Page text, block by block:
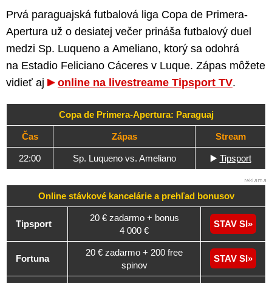
Prvá paraguajská futbalová liga Copa de Primera-
Apertura už o desiatej večer prináša futbalový duel
medzi Sp. Luqueno a Ameliano, ktorý sa odohrá
na Estadio Feliciano Cáceres v Luque. Zápas môžete
vidieť aj
online na livestreame Tipsport TV.
Copa de Primera-Apertura: Paraguaj
Čas Zápas Stream
22:00 Sp. Luqueno vs. Ameliano ▶️ Tipsport
Online stávkové kancelárie a prehľad bonusov
Tipsport
20 € zadarmo + bonus
4 000 €
STAV SI
Fortuna
20 € zadarmo + 200 free
spinov
STAV SI